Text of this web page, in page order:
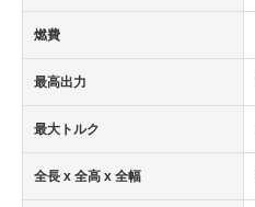
燃費
最高出力
最大トルク
全長 x 全高 x 全幅